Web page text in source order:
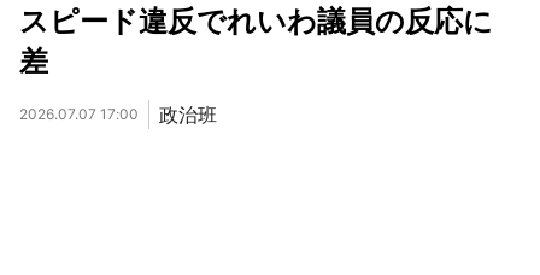
スピード違反でれいわ議員の反応に
差
2026.07.07 17:00 政治班